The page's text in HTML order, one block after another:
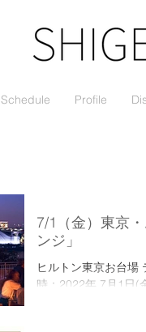
Schedule Profile
7/1（金）東京
ンジ」
ヒルトン東京お台場
時：2022年 7月1日(